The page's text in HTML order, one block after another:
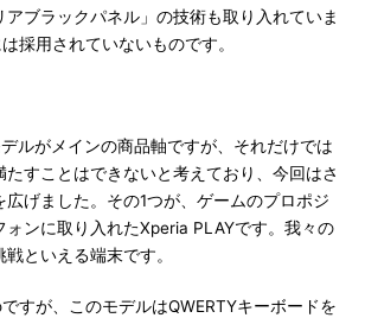
アブラックパネル」の技術も取り入れていま
採用されていないものです。
ルがメインの商品軸ですが、それだけでは
たすことはできないと考えており、今回はさ
広げました。その1つが、ゲームのプロポジ
ォンに取り入れたXperia PLAYです。我々の
といえる端末です。
すが、このモデルはQWERTYキーボードを